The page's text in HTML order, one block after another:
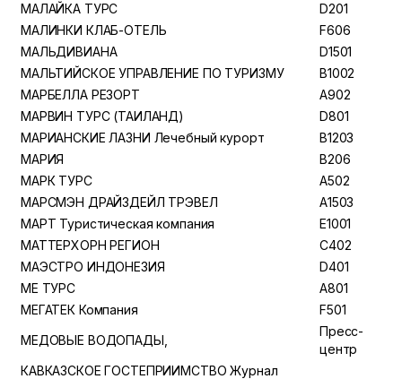
МАЛАЙКА ТУРС
D201
МАЛИНКИ КЛАБ-ОТЕЛЬ
F606
МАЛЬДИВИАНА
D1501
МАЛЬТИЙСКОЕ УПРАВЛЕНИЕ ПО ТУРИЗМУ
B1002
МАРБЕЛЛА РЕЗОРТ
A902
МАРВИН ТУРС (ТАИЛАНД)
D801
МАРИАНСКИЕ ЛАЗНИ Лечебный курорт
B1203
МАРИЯ
B206
МАРК ТУРС
A502
МАРСМЭН ДРАЙЗДЕЙЛ ТРЭВЕЛ
A1503
МАРТ Туристическая компания
E1001
МАТТЕРХОРН РЕГИОН
C402
МАЭСТРО ИНДОНЕЗИЯ
D401
МЕ ТУРС
A801
МЕГАТЕК Компания
F501
МЕДОВЫЕ ВОДОПАДЫ,
Пресс-
центр
КАВКАЗСКОЕ ГОСТЕПРИИМСТВО Журнал